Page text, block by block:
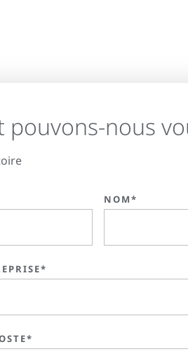
pouvons-nous
NOM*